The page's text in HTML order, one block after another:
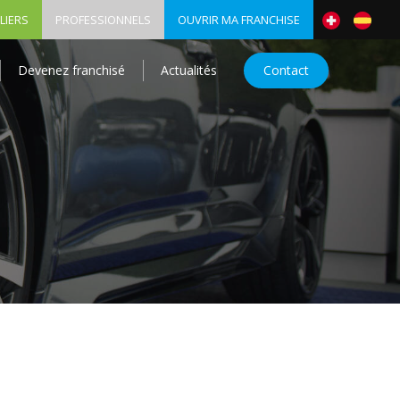
OUVRIR MA FRANCHISE
PROFESSIONNELS
Devenez franchisé Actualités Contact